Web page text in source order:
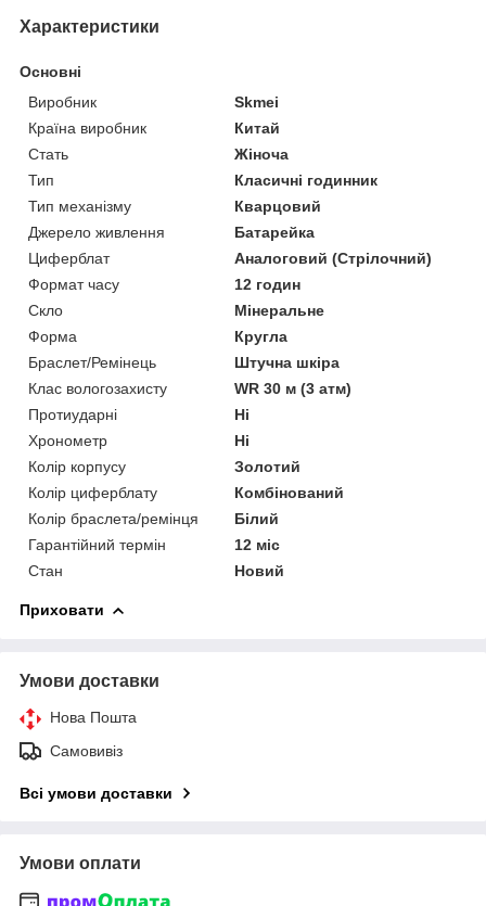
Характеристики
Основні
Виробник
Skmei
Країна виробник
Китай
Стать
Жіноча
Тип
Класичні годинник
Тип механізму
Кварцовий
Джерело живлення
Батарейка
Циферблат
Аналоговий (Стрілочний)
Формат часу
12 годин
Скло
Мінеральне
Форма
Кругла
Браслет/Ремінець
Штучна шкіра
Клас вологозахисту
WR 30 м (3 атм)
Протиударні
Ні
Хронометр
Ні
Колір корпусу
Золотий
Колір циферблату
Комбінований
Колір браслета/ремінця
Білий
Гарантійний термін
12 міс
Стан
Новий
Приховати
Умови доставки
Нова Пошта
Самовивіз
Всі умови доставки
Умови оплати